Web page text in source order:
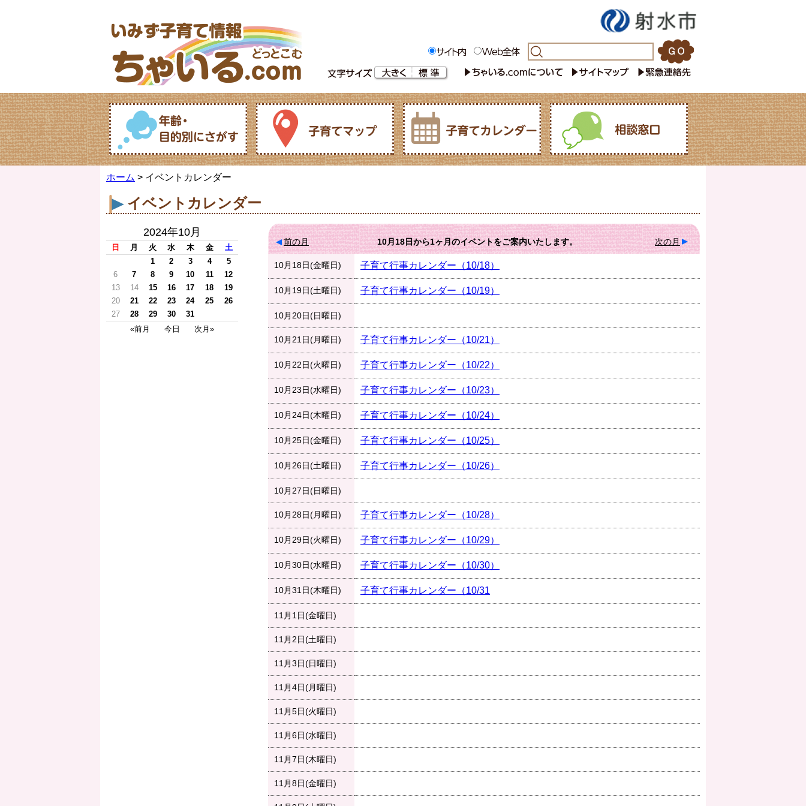
ホーム > イベントカレンダー
イベントカレンダー
2024年10月
日 月 火 水 木 金
土
1
2 3 4
5
6
7 8 9 10 11
12
13
14 15 16 17 18
19
20
21 22 23 24 25
26
27
28 29 30
31
«前月
今日 次月»
前の月 10月18日から1ヶ月のイベントをご案内いたします。 次の月
10月18日(金曜日) 子育て行事カレンダー（10/18）
10月19日(土曜日) 子育て行事カレンダー（10/19）
10月20日(日曜日)
10月21日(月曜日) 子育て行事カレンダー（10/21）
10月22日(火曜日) 子育て行事カレンダー（10/22）
10月23日(水曜日) 子育て行事カレンダー（10/23）
10月24日(木曜日) 子育て行事カレンダー（10/24）
10月25日(金曜日) 子育て行事カレンダー（10/25）
10月26日(土曜日) 子育て行事カレンダー（10/26）
10月27日(日曜日)
10月28日(月曜日) 子育て行事カレンダー（10/28）
10月29日(火曜日) 子育て行事カレンダー（10/29）
10月30日(水曜日) 子育て行事カレンダー（10/30）
10月31日(木曜日) 子育て行事カレンダー（10/31
11月1日(金曜日)
11月2日(土曜日)
11月3日(日曜日)
11月4日(月曜日)
11月5日(火曜日)
11月6日(水曜日)
11月7日(木曜日)
11月8日(金曜日)